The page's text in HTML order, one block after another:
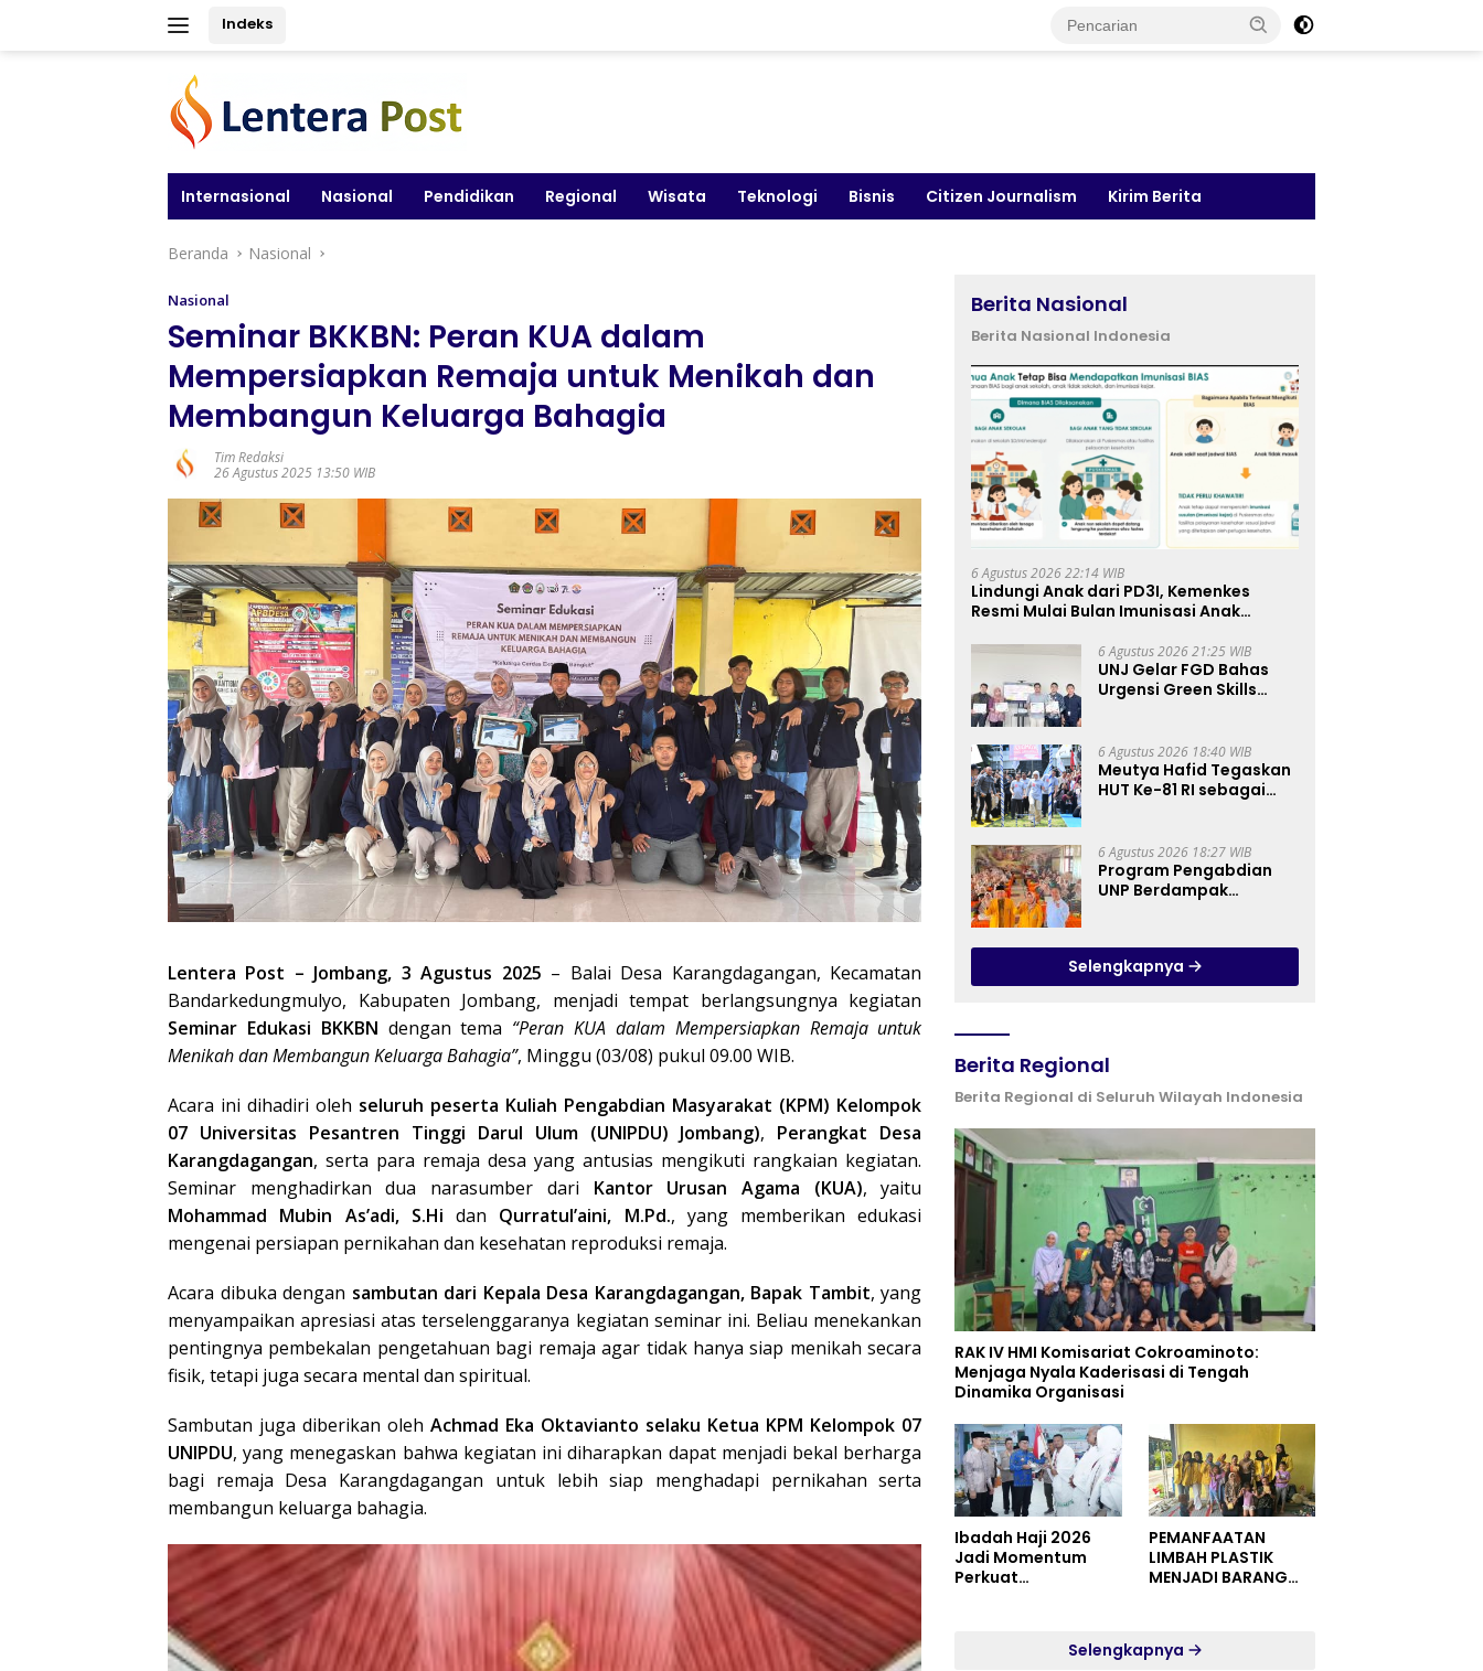
Indeks
Internasional Nasional Pendidikan Regional Wisata Teknologi Bisnis Citizen Journalism Kirim Berita
Beranda Nasional
Nasional
Seminar BKKBN: Peran KUA dalam
Mempersiapkan Remaja untuk Menikah dan
Membangun Keluarga Bahagia
Tim Redaksi
26 Agustus 2025 13:50 WIB
Lentera Post – Jombang, 3 Agustus 2025 – Balai Desa Karangdagangan, Kecamatan
Bandarkedungmulyo, Kabupaten Jombang, menjadi tempat berlangsungnya kegiatan
Seminar Edukasi BKKBN dengan tema “Peran KUA dalam Mempersiapkan Remaja untuk
Menikah dan Membangun Keluarga Bahagia”, Minggu (03/08) pukul 09.00 WIB.
Acara ini dihadiri oleh seluruh peserta Kuliah Pengabdian Masyarakat (KPM) Kelompok
07 Universitas Pesantren Tinggi Darul Ulum (UNIPDU) Jombang), Perangkat Desa
Karangdagangan, serta para remaja desa yang antusias mengikuti rangkaian kegiatan.
Seminar menghadirkan dua narasumber dari Kantor Urusan Agama (KUA), yaitu
Mohammad Mubin As’adi, S.Hi dan Qurratul’aini, M.Pd., yang memberikan edukasi
mengenai persiapan pernikahan dan kesehatan reproduksi remaja.
Acara dibuka dengan sambutan dari Kepala Desa Karangdagangan, Bapak Tambit, yang
menyampaikan apresiasi atas terselenggaranya kegiatan seminar ini. Beliau menekankan
pentingnya pembekalan pengetahuan bagi remaja agar tidak hanya siap menikah secara
fisik, tetapi juga secara mental dan spiritual.
Sambutan juga diberikan olehAchmad Eka Oktavianto selaku Ketua KPM Kelompok 07
UNIPDU, yang menegaskan bahwa kegiatan ini diharapkan dapat menjadi bekal berharga
bagi remaja Desa Karangdagangan untuk lebih siap menghadapi pernikahan serta
membangun keluarga bahagia.
Berita Nasional
Berita Nasional Indonesia
6 Agustus 2026 22:14 WIB
Lindungi Anak dari PD3I, Kemenkes
Resmi Mulai Bulan Imunisasi Anak
6 Agustus 2026 21:25 WIB
UNJ Gelar FGD Bahas
Urgensi Green Skills
Kurikulum SMK
Pariwisata, Perhotelan,
dan UPW
6 Agustus 2026 18:40 WIB
Meutya Hafid Tegaskan
HUT Ke-81 RI sebagai
Kuat di Kemkomdigi
6 Agustus 2026 18:27 WIB
Program Pengabdian
UNP Berdampak
Digital Pedagogy
Selengkapnya
Berita Regional
Berita Regional di Seluruh Wilayah Indonesia
RAK IV HMI Komisariat Cokroaminoto:
Menjaga Nyala Kaderisasi di Tengah
Dinamika Organisasi
Ibadah Haji 2026
Jadi Momentum
Perkuat
PEMANFAATAN
LIMBAH PLASTIK
MENJADI BARANG
RESIDENCE
Selengkapnya